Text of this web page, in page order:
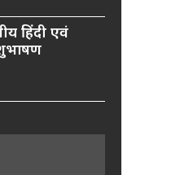
हिंदी एवं